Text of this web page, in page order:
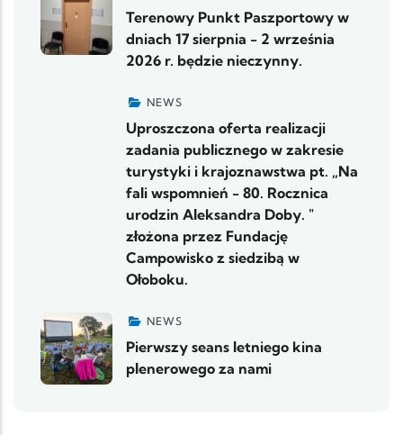
Terenowy Punkt Paszportowy w
dniach 17 sierpnia - 2 września
2026 r. będzie nieczynny.
NEWS
Uproszczona oferta realizacji
zadania publicznego w zakresie
turystyki i krajoznawstwa pt. „Na
fali wspomnień - 80. Rocznica
urodzin Aleksandra Doby. "
złożona przez Fundację
Campowisko z siedzibą w
Ołoboku.
NEWS
Pierwszy seans letniego kina
plenerowego za nami